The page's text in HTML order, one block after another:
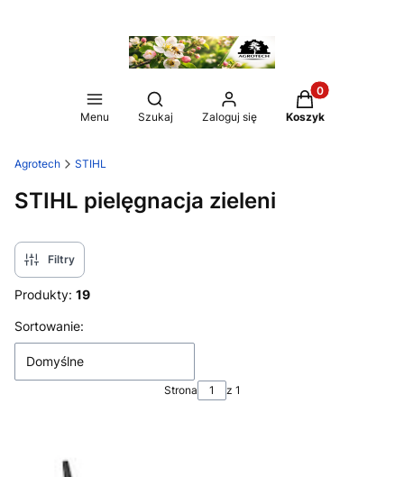
Menu
Otwórz wyszukiwarkę
Szukaj Zaloguj się
Produkty w
Koszyk
Agrotech STIHL
STIHL pielęgnacja zieleni
Filtry
Produkty: 19
Lista produktów
Sortowanie:
Domyślne
Strona z 1